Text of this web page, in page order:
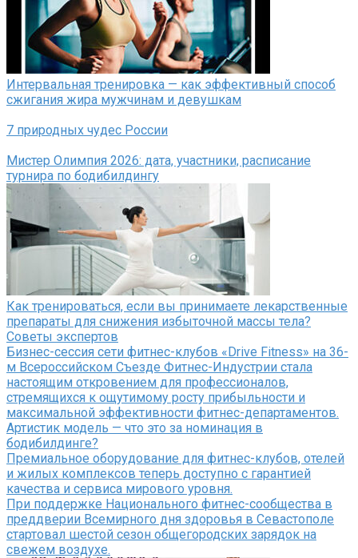
Интервальная тренировка — как эффективный способ
сжигания жира мужчинам и девушкам
7 природных чудес России
Мистер Олимпия 2026: дата, участники, расписание
турнира по бодибилдингу
Как тренироваться, если вы принимаете лекарственные
препараты для снижения избыточной массы тела?
Советы экспертов
Бизнес-сессия сети фитнес-клубов «Drive Fitness» на 36-
м Всероссийском Съезде Фитнес-Индустрии стала
настоящим откровением для профессионалов,
стремящихся к ощутимому росту прибыльности и
максимальной эффективности фитнес-департаментов.
Артистик модель — что это за номинация в
бодибилдинге?
Премиальное оборудование для фитнес-клубов, отелей
и жилых комплексов теперь доступно с гарантией
качества и сервиса мирового уровня.
При поддержке Национального фитнес-сообщества в
преддверии Всемирного дня здоровья в Севастополе
стартовал шестой сезон общегородских зарядок на
свежем воздухе.